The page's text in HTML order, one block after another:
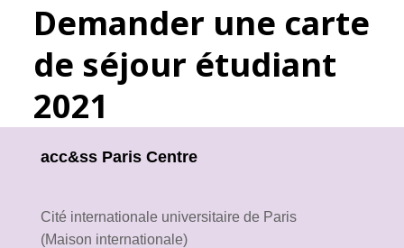
Demander une carte
de séjour étudiant
2021
acc&ss Paris Centre
Cité internationale universitaire de Paris
(Maison internationale)